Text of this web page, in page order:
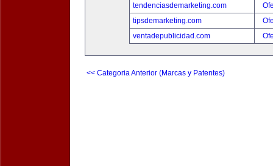
tendenciasdemarketing.com
tipsdemarketing.com
ventadepublicidad.com
<< Categoria Anterior (Marcas y Patentes)